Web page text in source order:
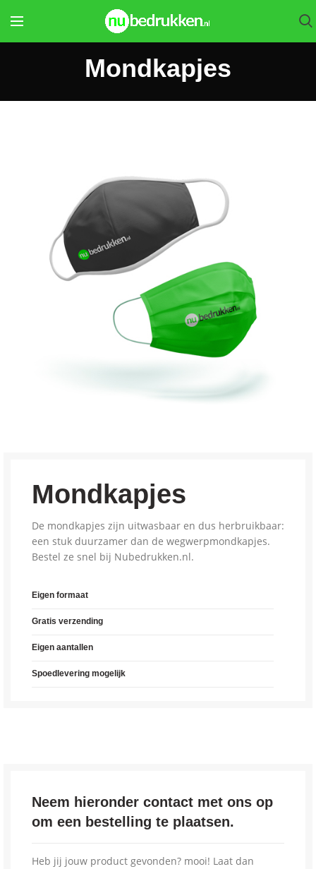
Mondkapjes
Mondkapjes
De mondkapjes zijn uitwasbaar en dus herbruikbaar:
een stuk duurzamer dan de wegwerpmondkapjes.
Bestel ze snel bij Nubedrukken.nl.
Eigen formaat
Gratis verzending
Eigen aantallen
Spoedlevering mogelijk
Neem hieronder contact met ons op
om een bestelling te plaatsen.
Heb jij jouw product gevonden? mooi! Laat dan